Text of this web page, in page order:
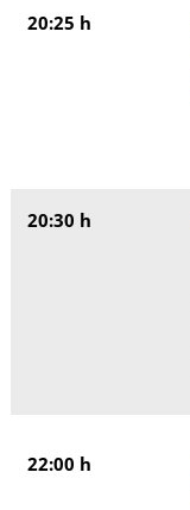
20:25 h
20:30 h
22:00 h